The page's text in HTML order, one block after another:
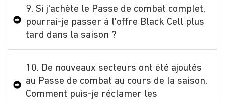
9. Si j'achète le Passe de combat complet,
pourrai-je passer à l'offre Black Cell plus
tard dans la saison ?
10. De nouveaux secteurs ont été ajoutés
au Passe de combat au cours de la saison.
Comment puis-je réclamer les